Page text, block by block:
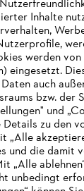
Inhalte
werden
eingesetzt.
auch
bzw. der
und
Details zu den
„Alle
und die damit
„Alle
unbedingt